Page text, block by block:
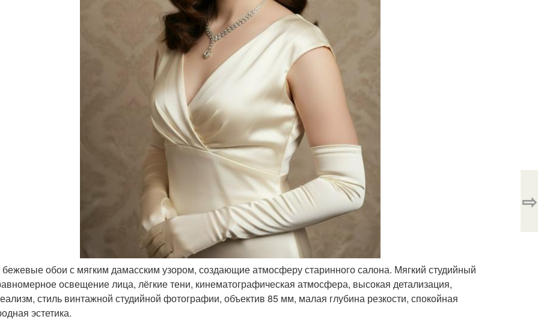
обои с мягким дамасским узором, создающие атмосферу старинного салона. Мягкий студийный
освещение лица, лёгкие тени, кинематографическая атмосфера, высокая детализация,
стиль винтажной студийной фотографии, объектив 85 мм, малая глубина резкости, спокойная
эстетика.
⇨